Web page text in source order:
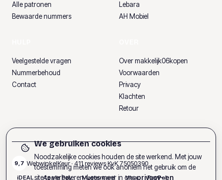
Alle patronen
Bewaarde nummers
Lebara
AH Mobiel
Veelgestelde vragen
Nummerbehoud
Contact
Over makkelijk06kopen
Voorwaarden
Privacy
Klachten
Retour
9,7 WebwinkelKeur · 411reviews·KvK75050390
iDEAL Apple Pay Mastercard Visa PayPal
We gebruiken cookies
Noodzakelijke cookies houden de site werkend. Met jouw
toestemming meten we ook anoniem het gebruik om de
site te verbeteren. Lees meer in onsprivacy- en